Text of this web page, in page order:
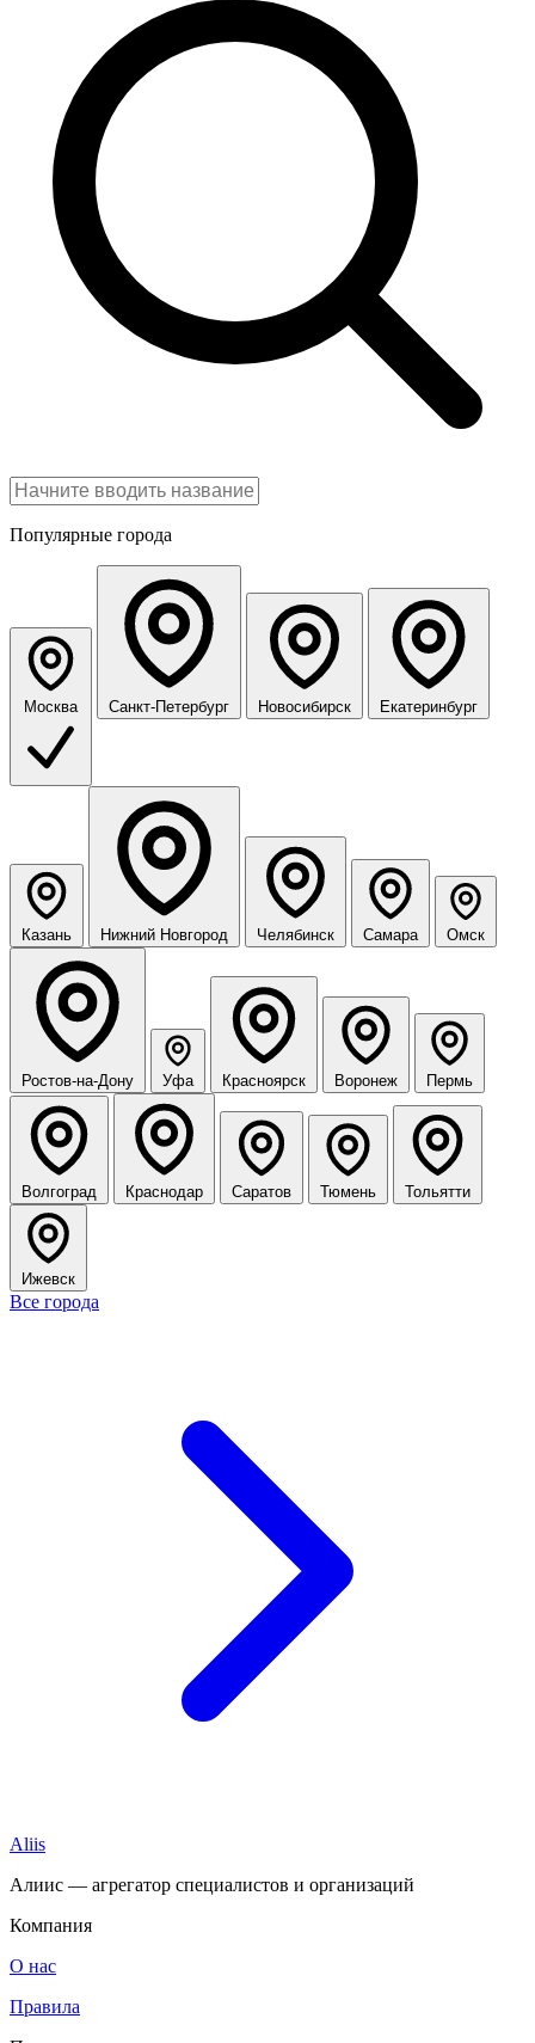
Популярные города
Москва Санкт-Петербург Новосибирск Екатеринбург
Казань Нижний Новгород Челябинск Самара Омск
Ростов-на-Дону Уфа Красноярск Воронеж Пермь
Волгоград Краснодар Саратов Тюмень Тольятти
Ижевск
Все города
Aliis
Алиис — агрегатор специалистов и организаций
Компания
О нас
Правила